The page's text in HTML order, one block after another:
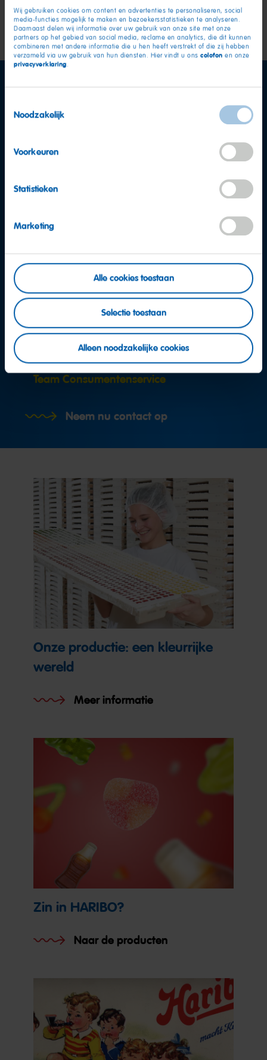
Wij gebruiken cookies om content en advertenties te personaliseren, social
media-functies mogelijk te maken en bezoekersstatistieken te analyseren.
Daarnaast delen wij informatie over uw gebruik van onze site met onze
partners op het gebied van social media, reclame en analytics, die dit kunnen
combineren met andere informatie die u hen heeft verstrekt of die zij hebben
verzameld via uw gebruik van hun diensten. Hier vindt u ons colofon en onze
privacyverklaring.
Noodzakelijk
Voorkeuren
Statistieken
Marketing
Alle cookies toestaan
Selectie toestaan
Alleen noodzakelijke cookies
dat maakt onze Goudberen en andere snoepjes zo uniek.
dia
1
3
Meer vragen?
Team Consumentenservice
Neem nu contact op
Onze productie: een kleurrijke
wereld
Meer informatie
Zin in HARIBO?
Naar de producten